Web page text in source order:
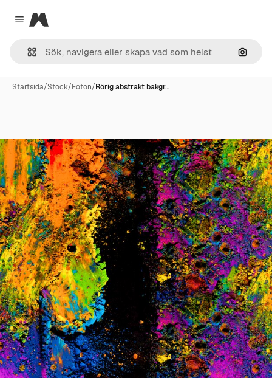
Close menu
Magnific
Sök
Startsida/Stock/Foton/Rörig abstrakt bakgr…